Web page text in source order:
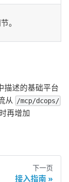
。
描述的基础平台
从
/mcp/dcops/
再增加
下一页
接入指南